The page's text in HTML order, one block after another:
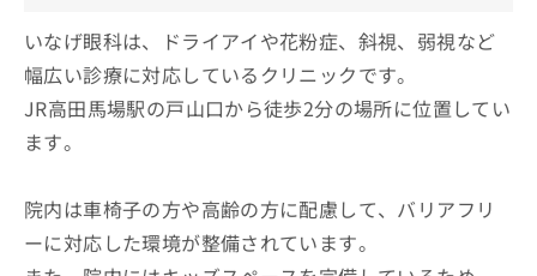
いなげ眼科は、ドライアイや花粉症、斜視、弱視など
幅広い診療に対応しているクリニックです。
JR高田馬場駅の戸山口から徒歩2分の場所に位置してい
ます。
院内は車椅子の方や高齢の方に配慮して、バリアフリ
ーに対応した環境が整備されています。